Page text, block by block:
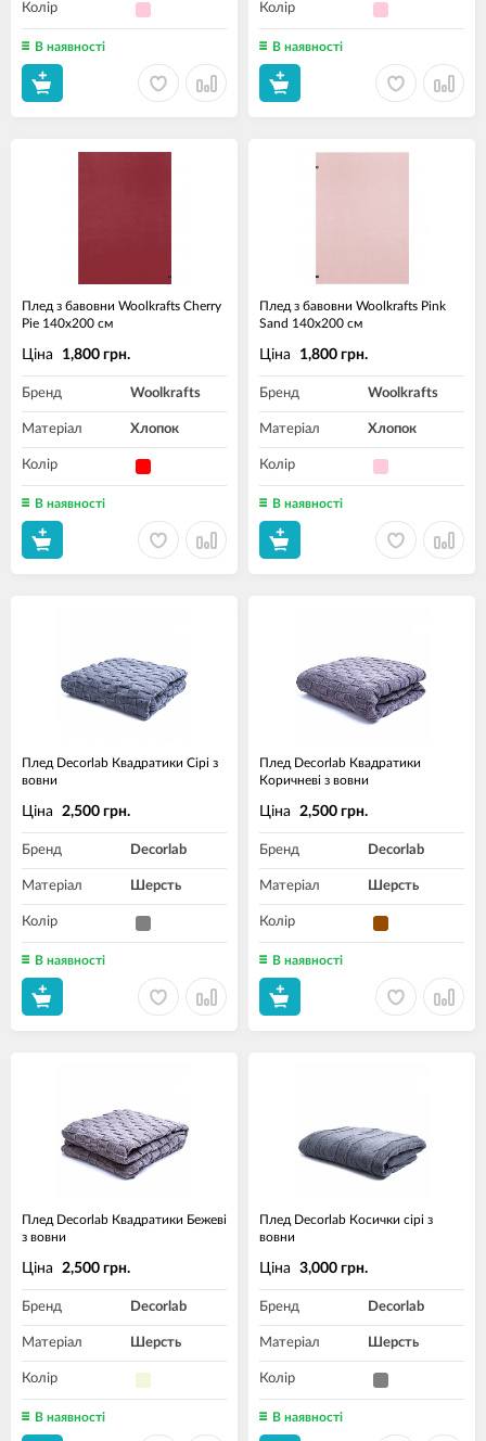
Колір
В наявності
Колір
В наявності
Плед з бавовни Woolkrafts Cherry
Pie 140х200 см
Ціна 1,800 грн.
Бренд Woolkrafts
Матеріал Хлопок
Колір
В наявності
Плед з бавовни Woolkrafts Pink
Sand 140х200 см
Ціна 1,800 грн.
Бренд Woolkrafts
Матеріал Хлопок
Колір
В наявності
Плед Decorlab Квадратики Сірі з
вовни
Ціна 2,500 грн.
Бренд Decorlab
Матеріал Шерсть
Колір
В наявності
Плед Decorlab Квадратики
Коричневі з вовни
Ціна 2,500 грн.
Бренд Decorlab
Матеріал Шерсть
Колір
В наявності
Плед Decorlab Квадратики Бежеві
з вовни
Ціна 2,500 грн.
Бренд Decorlab
Матеріал Шерсть
Колір
В наявності
Плед Decorlab Косички сірі з
вовни
Ціна 3,000 грн.
Бренд Decorlab
Матеріал Шерсть
Колір
В наявності